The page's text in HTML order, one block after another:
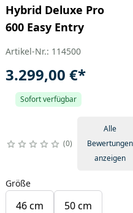
Hybrid Deluxe Pro
600 Easy Entry
Artikel-Nr.: 114500
3.299,00 €*
Sofort verfügbar
0
Alle
Bewertungen
anzeigen
Größe
46 cm 50 cm